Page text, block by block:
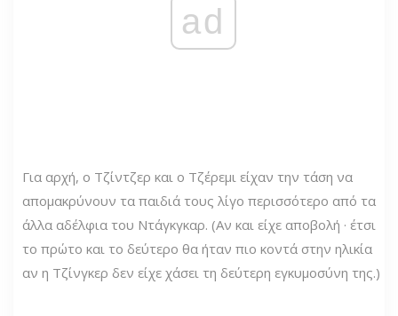
ad
Για αρχή, ο Τζίντζερ και ο Τζέρεμι είχαν την τάση να
απομακρύνουν τα παιδιά τους λίγο περισσότερο από τα
άλλα αδέλφια του Ντάγκγκαρ. (Αν και είχε αποβολή · έτσι
το πρώτο και το δεύτερο θα ήταν πιο κοντά στην ηλικία
αν η Τζίνγκερ δεν είχε χάσει τη δεύτερη εγκυμοσύνη της.)